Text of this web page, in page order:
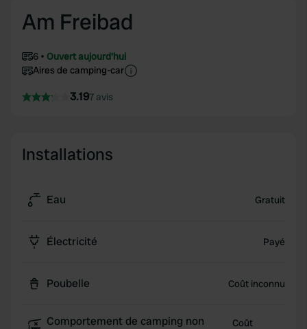
Am Freibad
6
Ouvert aujourd'hui
Aires de camping-car
3.197 avis
Installations
Eau Gratuit
Électricité Payé
Poubelle Coût inconnu
Comportement de camping non
Coût